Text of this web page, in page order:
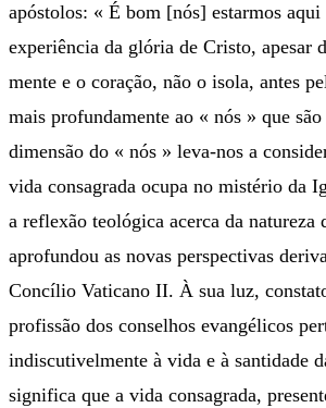
apóstolos: « É bom [nós] estarmos
experiência da glória de Cristo, apesar
mente e o coração, não o isola, antes
mais profundamente ao « nós » que
dimensão do « nós » leva-nos a
vida consagrada ocupa no mistério da
a reflexão teológica acerca da natureza
aprofundou as novas perspectivas
Concílio Vaticano II. À sua luz,
profissão dos conselhos evangélicos
indiscutivelmente à vida e à santidade
significa que a vida consagrada,